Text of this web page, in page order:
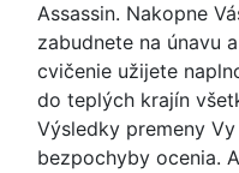
Assassin. Nakopne
zabudnete na únavu
cvičenie užijete
do teplých krajín
Výsledky premeny
bezpochyby ocenia.